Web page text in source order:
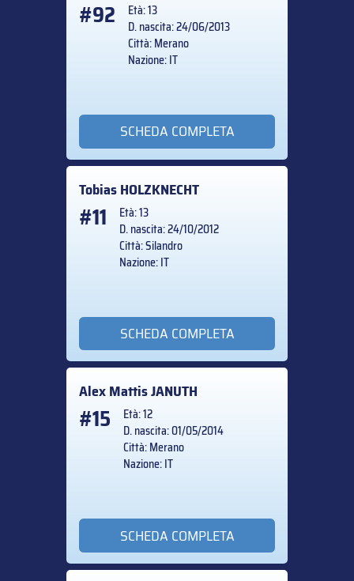
#92
Età: 13
D. nascita: 24/06/2013
Città: Merano
Nazione: IT
SCHEDA COMPLETA
TobiasHOLZKNECHT
#11
Età: 13
D. nascita: 24/10/2012
Città: Silandro
Nazione: IT
SCHEDA COMPLETA
Alex MattisJANUTH
#15
Età: 12
D. nascita: 01/05/2014
Città: Merano
Nazione: IT
SCHEDA COMPLETA